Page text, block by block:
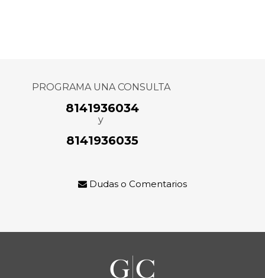
PROGRAMA UNA CONSULTA
8141936034
y
8141936035
Dudas o Comentarios